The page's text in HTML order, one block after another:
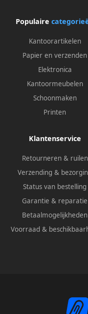
Populaire
Kantoorartikelen
Papier en verzenden
Elektronica
Kantoormeubelen
Schoonmaken
Printen
Klantenservice
Retourneren & ruilen
Verzending &
Status van bestelling
Garantie & reparatie
Betaalmogelijkheden
Voorraad &